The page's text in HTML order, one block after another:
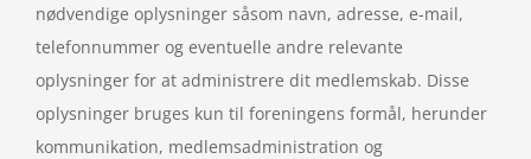
nødvendige oplysninger såsom navn, adresse, e-mail,
telefonnummer og eventuelle andre relevante
oplysninger for at administrere dit medlemskab. Disse
oplysninger bruges kun til foreningens formål, herunder
kommunikation, medlemsadministration og